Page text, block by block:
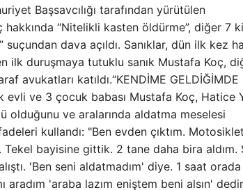
Başsavcılığı tarafından yürütülen
“Nitelikli kasten öldürme”, diğer 7
dava açıldı. Sanıklar, dün ilk kez
ilk duruşmaya tutuklu sanık Mustafa Koç,
avukatları katıldı.“KENDİME GELDİĞİMDE
evli ve 3 çocuk babası Mustafa Koç, Hatice
olduğunu ve aralarında aldatma meselesi
kullandı: "Ben evden çıktım.
bayisine gittik. 2 tane daha bira aldım.
'Ben seni aldatmadım' diye. 1 saat orada
aradım 'araba lazım eniştem beni alsın'